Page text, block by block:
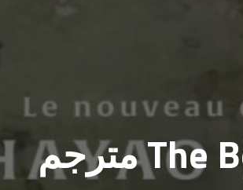
مشاهدة فيلم The Boy and the Heron مترجم